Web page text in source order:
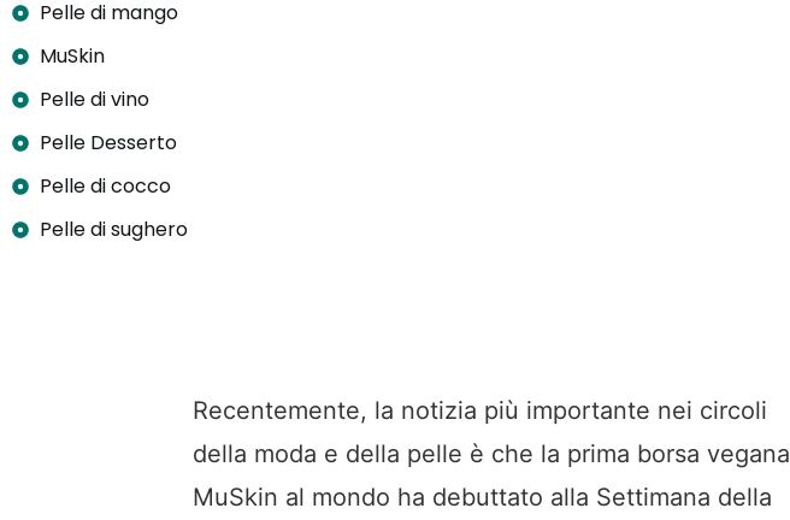
Pelle di mango
MuSkin
Pelle di vino
Pelle Desserto
Pelle di cocco
Pelle di sughero
Recentemente, la notizia più importante nei circoli
della moda e della pelle è che la prima borsa vegana
MuSkin al mondo ha debuttato alla Settimana della